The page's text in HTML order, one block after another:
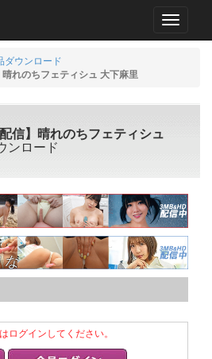
MENU
ダウンロード
れのちフェティシュ 大下麻里
信】晴れのちフェティシュ
ンロード
ログインしてください。